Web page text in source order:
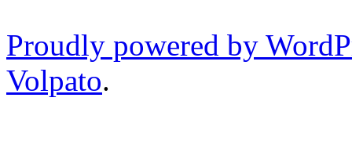
Proudly powered by
Volpato.